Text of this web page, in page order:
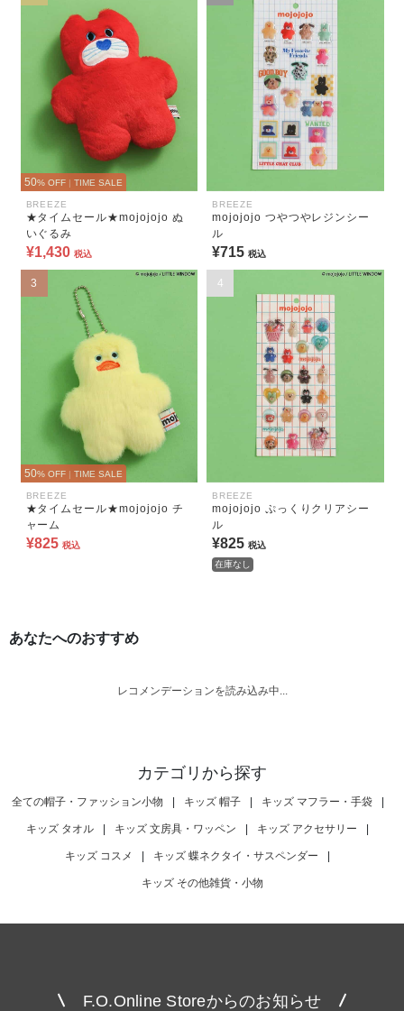
50% OFF | TIME SALE
BREEZE
★タイムセール★mojojojo ぬ
いぐるみ
¥1,430 税込
BREEZE
mojojojo つやつやレジンシー
ル
¥715 税込
3
50% OFF | TIME SALE
BREEZE
★タイムセール★mojojojo チ
ャーム
¥825 税込
4
BREEZE
mojojojo ぷっくりクリアシー
ル
¥825 税込
在庫なし
あなたへのおすすめ
レコメンデーションを読み込み中...
カテゴリから探す
全ての帽子・ファッション小物 | キッズ 帽子 | キッズ マフラー・手袋 |
キッズ タオル | キッズ 文房具・ワッペン | キッズ アクセサリー |
キッズ コスメ | キッズ 蝶ネクタイ・サスペンダー |
キッズ その他雑貨・小物
F.O.Online Storeからのお知らせ